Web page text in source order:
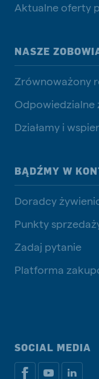
Aktualne oferty
NASZE
Zrównoważony
Odpowiedzialne
Działamy i
BĄDŹMY W
Doradcy
Punkty
Zadaj pytanie
Platforma
SOCIAL MEDIA